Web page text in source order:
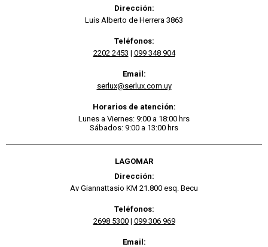
Dirección:
Luis Alberto de Herrera 3863
Teléfonos:
2202 2453 | 099 348 904
Email:
serlux@serlux.com.uy
Horarios de atención:
Lunes a Viernes: 9:00 a 18:00 hrs
Sábados: 9:00 a 13:00 hrs
LAGOMAR
Dirección:
Av Giannattasio KM 21.800 esq. Becu
Teléfonos:
2698 5300| 099 306 969
Email: